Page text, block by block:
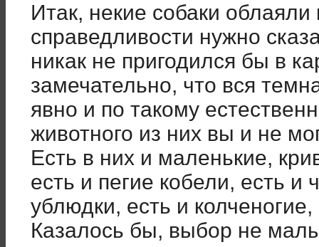
Итак, некие собаки
справедливости нужно
никак не пригодился бы в
замечательно, что вся
явно и по такому
животного из них вы и не
Есть в них и маленькие,
есть и пегие кобели, есть
ублюдки, есть и
Казалось бы, выбор не